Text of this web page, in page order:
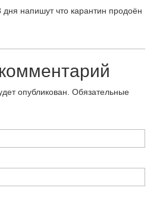
напишут что карантин продоён
опубликован. Обязательные